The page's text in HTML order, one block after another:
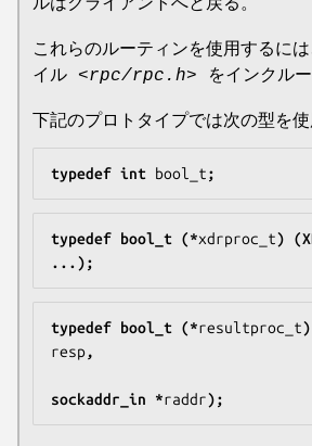
ルはクライアントへと戻る。
これらのルーティンを使用するに
イル <rpc/rpc.h> をインクルー
下記のプロトタイプでは次の型を使
typedef int bool_t;
typedef bool_t (*xdrproc_t)
...);
typedef bool_t (*resultproc_t
resp,
sockaddr_in *raddr);